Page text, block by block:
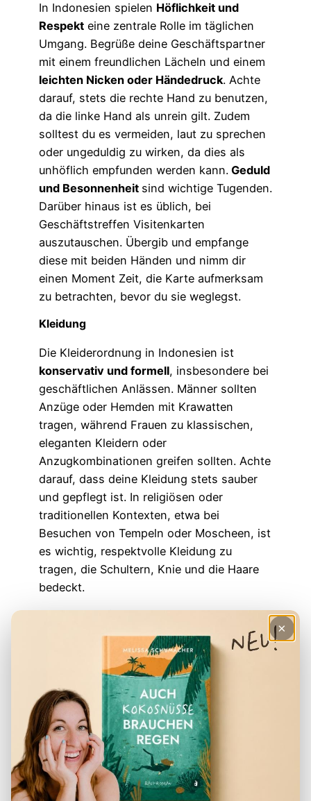
In Indonesien spielen Höflichkeit und
Respekt eine zentrale Rolle im täglichen
Umgang. Begrüße deine Geschäftspartner
mit einem freundlichen Lächeln und einem
leichten Nicken oder Händedruck. Achte
darauf, stets die rechte Hand zu benutzen,
da die linke Hand als unrein gilt. Zudem
solltest du es vermeiden, laut zu sprechen
oder ungeduldig zu wirken, da dies als
unhöflich empfunden werden kann. Geduld
und Besonnenheit sind wichtige Tugenden.
Darüber hinaus ist es üblich, bei
Geschäftstreffen Visitenkarten
auszutauschen. Übergib und empfange
diese mit beiden Händen und nimm dir
einen Moment Zeit, die Karte aufmerksam
zu betrachten, bevor du sie weglegst.
Kleidung
Die Kleiderordnung in Indonesien ist
konservativ und formell, insbesondere bei
geschäftlichen Anlässen. Männer sollten
Anzüge oder Hemden mit Krawatten
tragen, während Frauen zu klassischen,
eleganten Kleidern oder
Anzugkombinationen greifen sollten. Achte
darauf, dass deine Kleidung stets sauber
und gepflegt ist. In religiösen oder
traditionellen Kontexten, etwa bei
Besuchen von Tempeln oder Moscheen, ist
es wichtig, respektvolle Kleidung zu
tragen, die Schultern, Knie und die Haare
bedeckt.
Essen und Trinken
Geschäftliche Mahlzeiten sind in
Indonesien oft informell und bieten eine
gute Gelegenheit, Beziehungen zu stärken.
Achte darauf,bei Tisch höflich und
respektvoll
zu sein. Warte, bis dir ein
Sitzplatz zugewiesen wird, und beginne
nicht zu essen, bevor der Gastgeber das
Essen eröffnet hat. In Indonesien wird oft
mit der rechten Hand gegessen, daher
×